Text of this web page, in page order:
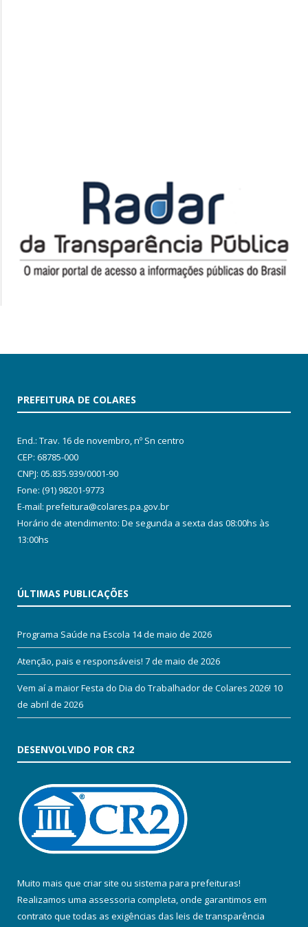
PREFEITURA DE COLARES
End.: Trav. 16 de novembro, nº Sn centro
CEP: 68785-000
CNPJ: 05.835.939/0001-90
Fone: (91) 98201-9773
E-mail: prefeitura@colares.pa.gov.br
Horário de atendimento: De segunda a sexta das 08:00hs às
13:00hs
ÚLTIMAS PUBLICAÇÕES
Programa Saúde na Escola 14 de maio de 2026
Atenção, pais e responsáveis! 7 de maio de 2026
Vem aí a maior Festa do Dia do Trabalhador de Colares 2026! 10
de abril de 2026
DESENVOLVIDO POR CR2
Muito mais que criar site ou sistema para prefeituras!
Realizamos uma assessoria completa, onde garantimos em
contrato que todas as exigências das leis de transparência